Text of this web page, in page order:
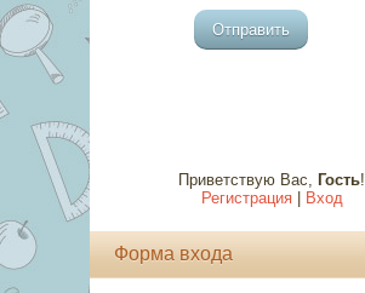
Отправить
Приветствую Вас Гость!
Регистрация| Вход
Форма входа